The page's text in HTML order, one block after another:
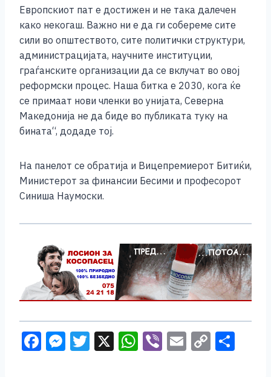
Европскиот пат е достижен и не така далечен
како некогаш. Важно ни е да ги собереме сите
сили во општеството, сите политички структури,
администрацијата, научните институции,
граѓанските организации да се вклучат во овој
реформски процес. Наша битка е 2030, кога ќе
се примаат нови членки во унијата, Северна
Македонија не да биде во публиката туку на
бината“, додаде тој.
На панелот се обратија и Вицепремиерот Битиќи,
Министерот за финансии Бесими и професорот
Синиша Наумоски.
F M T X W Vi E C